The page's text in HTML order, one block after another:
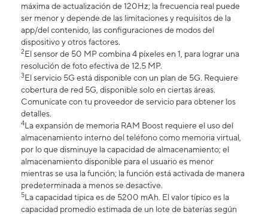
máxima de actualización de 120Hz; la frecuencia real puede
ser menor y depende de las limitaciones y requisitos de la
app/del contenido, las configuraciones de modos del
dispositivo y otros factores.
2El sensor de 50 MP combina 4 píxeles en 1, para lograr una
resolución de foto efectiva de 12.5 MP.
3El servicio 5G está disponible con un plan de 5G. Requiere
cobertura de red 5G, disponible solo en ciertas áreas.
Comunícate con tu proveedor de servicio para obtener los
detalles.
4La expansión de memoria RAM Boost requiere el uso del
almacenamiento interno del teléfono como memoria virtual,
por lo que disminuye la capacidad de almacenamiento; el
almacenamiento disponible para el usuario es menor
mientras se usa la función; la función está activada de manera
predeterminada a menos se desactive.
5La capacidad típica es de 5200 mAh. El valor típico es la
capacidad promedio estimada de un lote de baterías según